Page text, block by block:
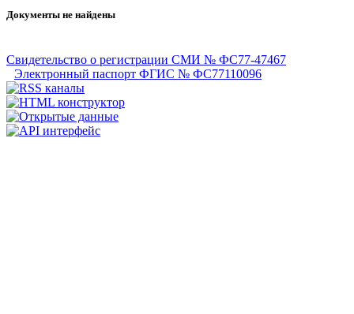
Документы не найдены
Свидетельство о регистрации СМИ № ФС77-47467
Электронный паспорт ФГИС № ФС77110096